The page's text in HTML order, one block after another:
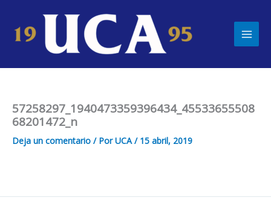
contenido
57258297_1940473359396434_45533655508
68201472_n
Deja un comentario / PorUCA/ 15 abril, 2019